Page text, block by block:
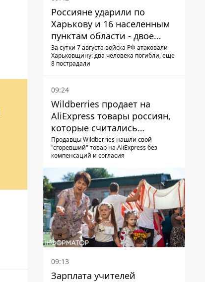
Россияне ударили по
Харькову и 16 населенным
пунктам области - двое
погибших
За сутки 7 августа войска РФ атаковали
Харьковщину: два человека погибли, еще
8 пострадали
09:24
Wildberries продает на
AliExpress товары россиян,
которые считались
уничтоженными на складах
Продавцы Wildberries нашли свой
"сгоревший" товар на AliExpress без
компенсаций и согласия
09:13
Зарплата учителей